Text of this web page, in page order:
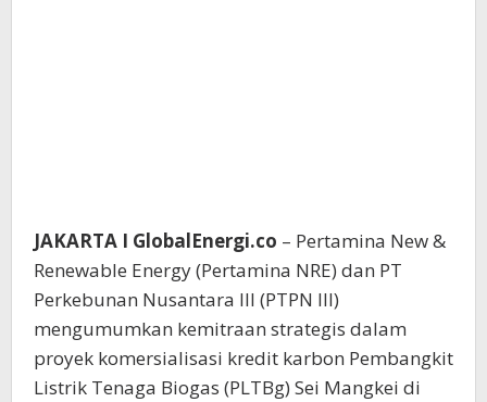
JAKARTA I GlobalEnergi.co – Pertamina New &
Renewable Energy (Pertamina NRE) dan PT
Perkebunan Nusantara III (PTPN III)
mengumumkan kemitraan strategis dalam
proyek komersialisasi kredit karbon Pembangkit
Listrik Tenaga Biogas (PLTBg) Sei Mangkei di